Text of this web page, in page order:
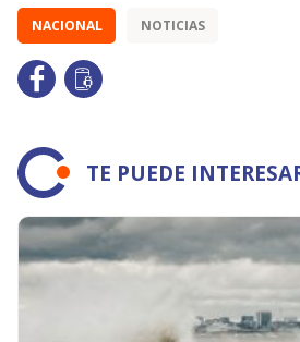
NACIONAL NOTICIAS
TE PUEDE